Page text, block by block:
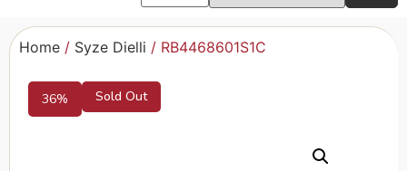
Home / Syze Dielli / RB4468601S1C
36% Sold Out